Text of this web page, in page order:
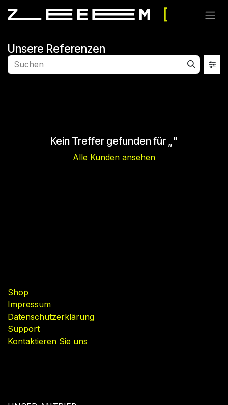
Unsere Referenzen
Kein Treffer gefunden für „"
Alle Kunden ansehen
Shop
Impressum
Datenschutzerklärung
Support
Kontaktieren Sie uns